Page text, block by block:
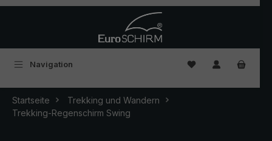
Navigation Du hast 0
Startseite
Trekking und Wandern
Trekking-Regenschirm Swing